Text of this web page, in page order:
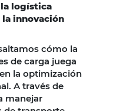
logística
innovación
cómo la
de carga juega
la optimización
A través de
manejar